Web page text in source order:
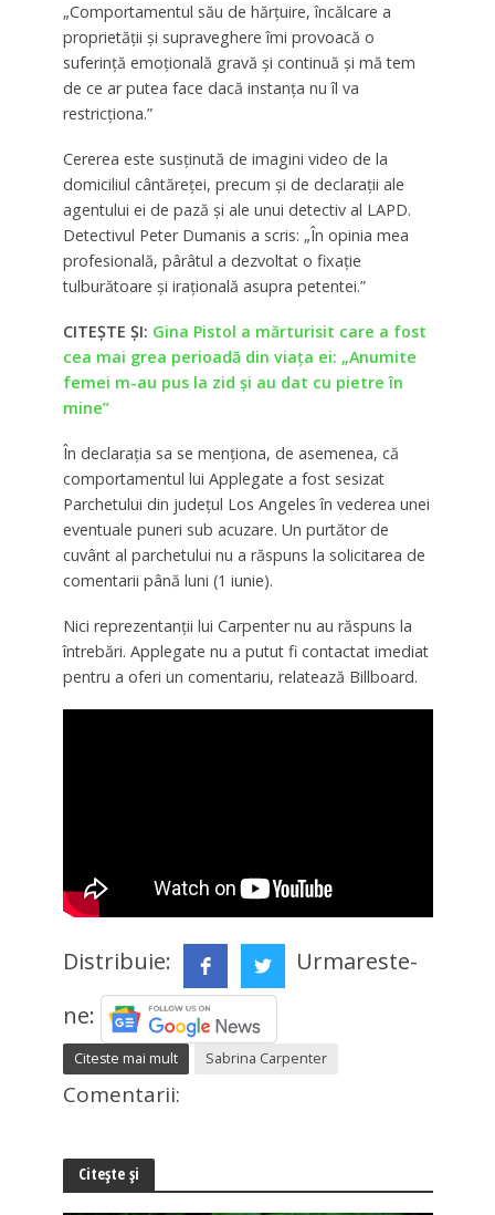
„Comportamentul său de hărțuire, încălcare a
proprietății și supraveghere îmi provoacă o
suferință emoțională gravă și continuă și mă tem
de ce ar putea face dacă instanța nu îl va
restricționa.”
Cererea este susținută de imagini video de la
domiciliul cântăreței, precum și de declarații ale
agentului ei de pază și ale unui detectiv al LAPD.
Detectivul Peter Dumanis a scris: „În opinia mea
profesională, pârâtul a dezvoltat o fixație
tulburătoare și irațională asupra petentei.”
CITEȘTE ȘI: Gina Pistol a mărturisit care a fost
cea mai grea perioadă din viața ei: „Anumite
femei m-au pus la zid şi au dat cu pietre în
mine”
În declarația sa se menționa, de asemenea, că
comportamentul lui Applegate a fost sesizat
Parchetului din județul Los Angeles în vederea unei
eventuale puneri sub acuzare. Un purtător de
cuvânt al parchetului nu a răspuns la solicitarea de
comentarii până luni (1 iunie).
Nici reprezentanții lui Carpenter nu au răspuns la
întrebări. Applegate nu a putut fi contactat imediat
pentru a oferi un comentariu, relatează Billboard.
Distribuie:
Urmareste-
ne:
Citeste mai mult Sabrina Carpenter
Comentarii:
Citește și